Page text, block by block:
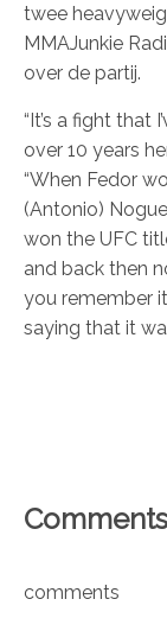
twee
MMAJunkie
over de partij.
“It’s a fight that
over 10 years
“When Fedor
(Antonio)
won the UFC
and back then
you remember
saying that it
Comments
comments